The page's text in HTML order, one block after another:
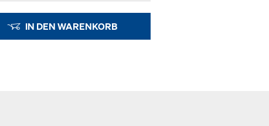
IN DEN WARENKORB